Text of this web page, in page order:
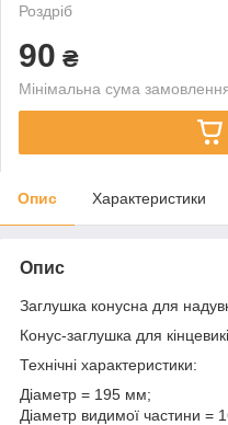
Роздріб
90 ₴
Мінімальна сума
Опис Характеристики
Опис
Заглушка конусна для
Конус-заглушка для
Технічні характеристики:
Діаметр = 195 мм;
Діаметр видимої частини =